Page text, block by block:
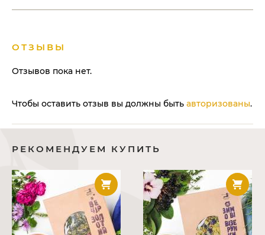
ОТЗЫВЫ
Отзывов пока нет.
Чтобы оставить отзыв вы должны быть авторизованы.
РЕКОМЕНДУЕМ КУПИТЬ